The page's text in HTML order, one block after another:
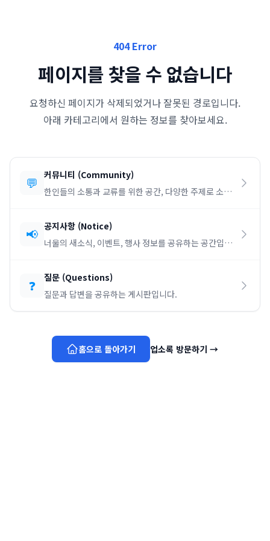
404 Error
페이지를 찾을 수 없습니다
요청하신 페이지가 삭제되었거나 잘못된 경로입니다.
아래 카테고리에서 원하는 정보를 찾아보세요.
💬 커뮤니티 (Community)
한인들의 소통과 교류를 위한 공간, 다양한 주제로 소통
📢 공지사항 (Notice)
너울의 새소식, 이벤트, 행사 정보를 공유하는 공간입니
❓ 질문 (Questions)
질문과 답변을 공유하는 게시판입니다.
홈으로 돌아가기 업소록 방문하기 →